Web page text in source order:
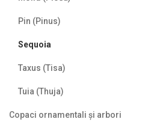
Pin (Pinus)
Sequoia
Taxus (Tisa)
Tuia (Thuja)
Copaci ornamentali și arbori